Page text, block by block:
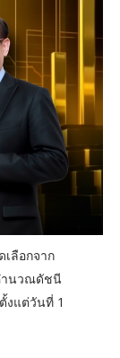
ลือกจาก
ำนวณดัชนี
งแต่วันที่ 1